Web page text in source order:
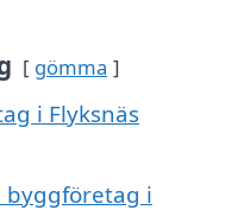
gömma
i Flyksnäs
byggföretag i